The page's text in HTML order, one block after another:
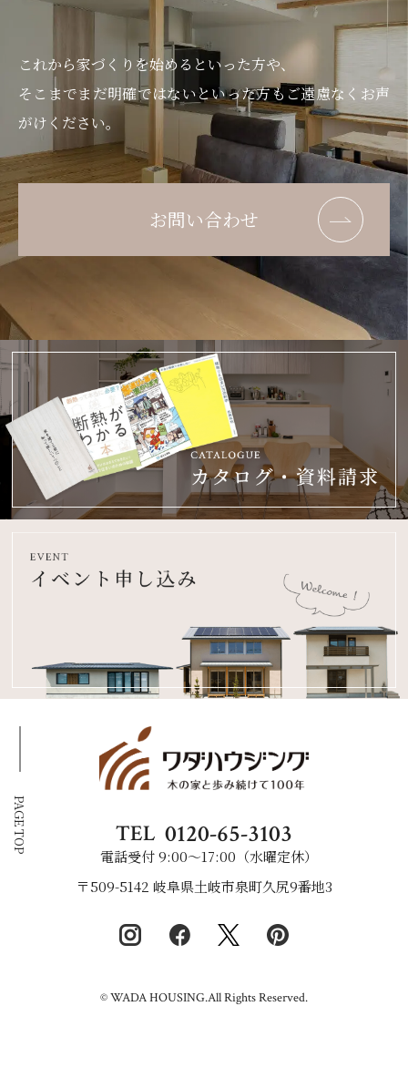
これから家づくりを始めるといった方や、
そこまでまだ明確ではないといった方もご遠慮なくお声
がけください。
お問い合わせ
TEL 0120-65-3103
電話受付 9:00〜17:00（水曜定休）
〒509-5142 岐阜県土岐市泉町久尻9番地3
© WADA HOUSING.All Rights Reserved.
PAGE TOP